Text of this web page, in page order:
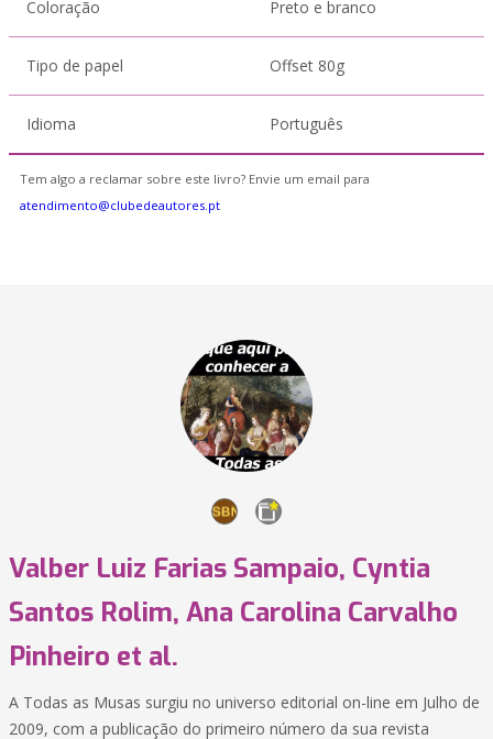
Coloração Preto e branco
Tipo de papel Offset 80g
Idioma Português
Tem algo a reclamar sobre este livro? Envie um email para
atendimento@clubedeautores.pt
Valber Luiz Farias Sampaio, Cyntia
Santos Rolim, Ana Carolina Carvalho
Pinheiro et al.
A Todas as Musas surgiu no universo editorial on-line em Julho de
2009, com a publicação do primeiro número da sua revista